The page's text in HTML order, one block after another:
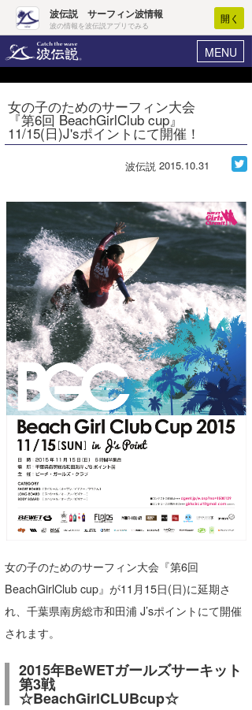
波伝説 サーフィン波情報
波の情報を波伝説アプリでみる
開く
MENU
ヘルプ マイホーム
ログイン
WAVE HUNTER波予想ツール
気象情報
ニュース
サーフィンエリアガイド
会員メニュー
今月のプレゼント
女の子のためのサーフィン大会
『第6回 BeachGirlClub cup』
11/15(日)J'sポイントにて開催！
波伝説 2015.10.31
女の子のためのサーフィン大会『第6回
BeachGirlClub cup』が11月15日(日)に延期さ
れ、千葉県南房総市和田浦 J’sポイントにて開催
されます。
2015年BeWETガールズサーキット
第3戦
☆BeachGirlCLUBcup☆
Core Surf Japan
コンテスト
ファッション/グッズ
アート＆エンタメ
コラム
トラベル
ショップ情報
ショップ情報
湘南
千葉北
伊豆
千葉南
大阪
四国
沖縄
ウラナミ
お知らせ
その他
ルール＆How to
VOTE!
サーファーズ
ライター/寄稿メディア